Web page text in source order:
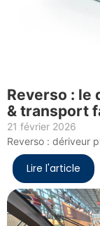
Reverso : le
& transport
21 février 2026
Reverso : dériveur
Lire l'article